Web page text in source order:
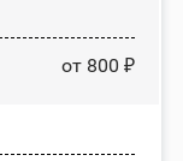
от 800 ₽